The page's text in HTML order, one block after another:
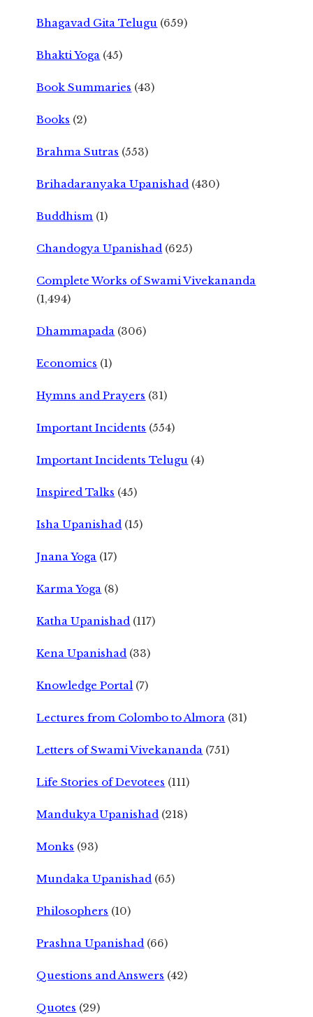
Bhagavad Gita Telugu (659)
Bhakti Yoga (45)
Book Summaries (43)
Books (2)
Brahma Sutras (553)
Brihadaranyaka Upanishad (430)
Buddhism (1)
Chandogya Upanishad (625)
Complete Works of Swami Vivekananda
(1,494)
Dhammapada (306)
Economics (1)
Hymns and Prayers (31)
Important Incidents (554)
Important Incidents Telugu (4)
Inspired Talks (45)
Isha Upanishad (15)
Jnana Yoga (17)
Karma Yoga (8)
Katha Upanishad (117)
Kena Upanishad (33)
Knowledge Portal (7)
Lectures from Colombo to Almora (31)
Letters of Swami Vivekananda (751)
Life Stories of Devotees (111)
Mandukya Upanishad (218)
Monks (93)
Mundaka Upanishad (65)
Philosophers (10)
Prashna Upanishad (66)
Questions and Answers (42)
Quotes (29)